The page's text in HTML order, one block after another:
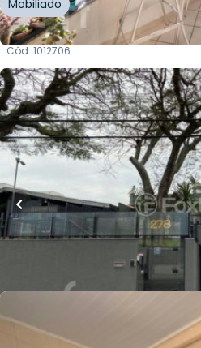
Mobiliado
Cód. 1012706
R$2.500.000,00
330m²•4quartos•3
Casa
Rua José Lins do Rêgo,Bom
R$5.800.000,00